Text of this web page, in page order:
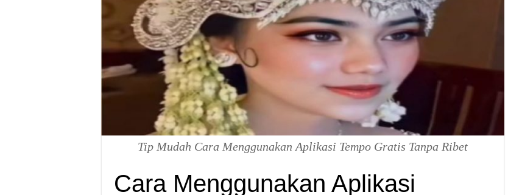
Tip Mudah Cara Menggunakan Aplikasi Tempo Gratis Tanpa Ribet
Cara Menggunakan Aplikasi